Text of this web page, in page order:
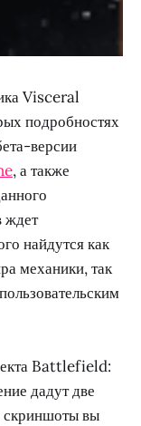
Visceral
подробностях
версии
, а также
ждет
найдутся как
механики, так
Battlefield:
дадут две
вы